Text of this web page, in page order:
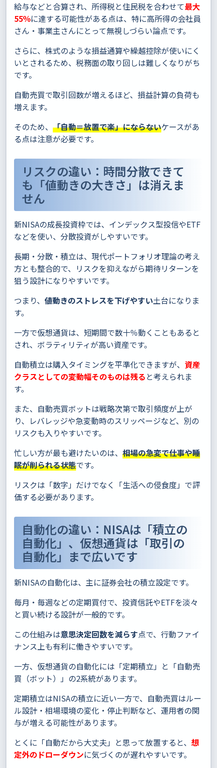
給与などと合算され、所得税と住民税を合わせて最大
55％に達する可能性がある点は、特に高所得の会社員
さん・事業主さんにとって無視しづらい論点です。
さらに、株式のような損益通算や繰越控除が使いにく
いとされるため、税務面の取り回しは難しくなりがち
です。
自動売買で取引回数が増えるほど、損益計算の負荷も
増えます。
そのため、 「自動＝放置で楽」にならないケースがあ
る点は注意が必要です。
リスクの違い：時間分散できて
も「値動きの大きさ」は消えま
せん
新NISAの成長投資枠では、インデックス型投信やETF
などを使い、分散投資がしやすいです。
長期・分散・積立は、現代ポートフォリオ理論の考え
方とも整合的で、リスクを抑えながら期待リターンを
狙う設計になりやすいです。
つまり、 値動きのストレスを下げやすい土台になりま
す。
一方で仮想通貨は、短期間で数十％動くこともあると
され、ボラティリティが高い資産です。
自動積立は購入タイミングを平準化できますが、 資産
クラスとしての変動幅そのものは残る と考えられま
す。
また、自動売買ボットは戦略次第で取引頻度が上が
り、レバレッジや急変動時のスリッページなど、別の
リスクも入りやすいです。
忙しい方が最も避けたいのは、 相場の急変で仕事や睡
眠が削られる状態です。
リスクは「数字」だけでなく「生活への侵食度」で評
価する必要があります。
自動化の違い：NISAは「積立の
自動化」、仮想通貨は「取引の
自動化」まで広いです
新NISAの自動化は、主に証券会社の積立設定です。
毎月・毎週などの定期買付で、投資信託やETFを淡々
と買い続ける設計が一般的です。
この仕組みは意思決定回数を減らす点で、行動ファイ
ナンス上も有利に働きやすいです。
一方、仮想通貨の自動化には「定期積立」と「自動売
買（ボット）」の2系統があります。
定期積立はNISAの積立に近い一方で、自動売買はルー
ル設計・相場環境の変化・停止判断など、運用者の関
与が増える可能性があります。
とくに「自動だから大丈夫」と思って放置すると、 想
定外のドローダウンに気づくのが遅れやすいです。